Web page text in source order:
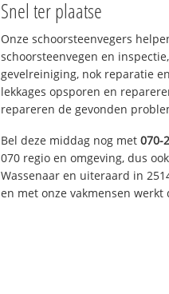
Snel ter plaatse
Onze schoorsteenvegers
schoorsteenvegen en
gevelreiniging, nok reparatie
lekkages opsporen en
repareren de gevonden
Bel deze middag nog met 070-
070 regio en omgeving, dus
Wassenaar en uiteraard in
en met onze vakmensen